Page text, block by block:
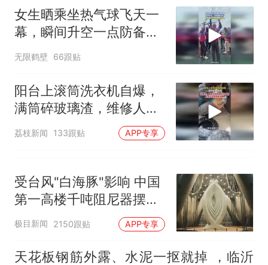
女生晒乘坐热气球飞天一
幕，瞬间升空一点防备都
没有
无限鹤壁 66跟贴
阳台上滚筒洗衣机自爆，
满筒碎玻璃渣，维修人员
称是人为原因，从未见过
荔枝新闻 133跟贴 APP专享
受台风"白海豚"影响 中国
第一高楼千吨阻尼器摆动
明显
极目新闻 2150跟贴 APP专享
天花板钢筋外露、水泥一抠就掉 ，临沂